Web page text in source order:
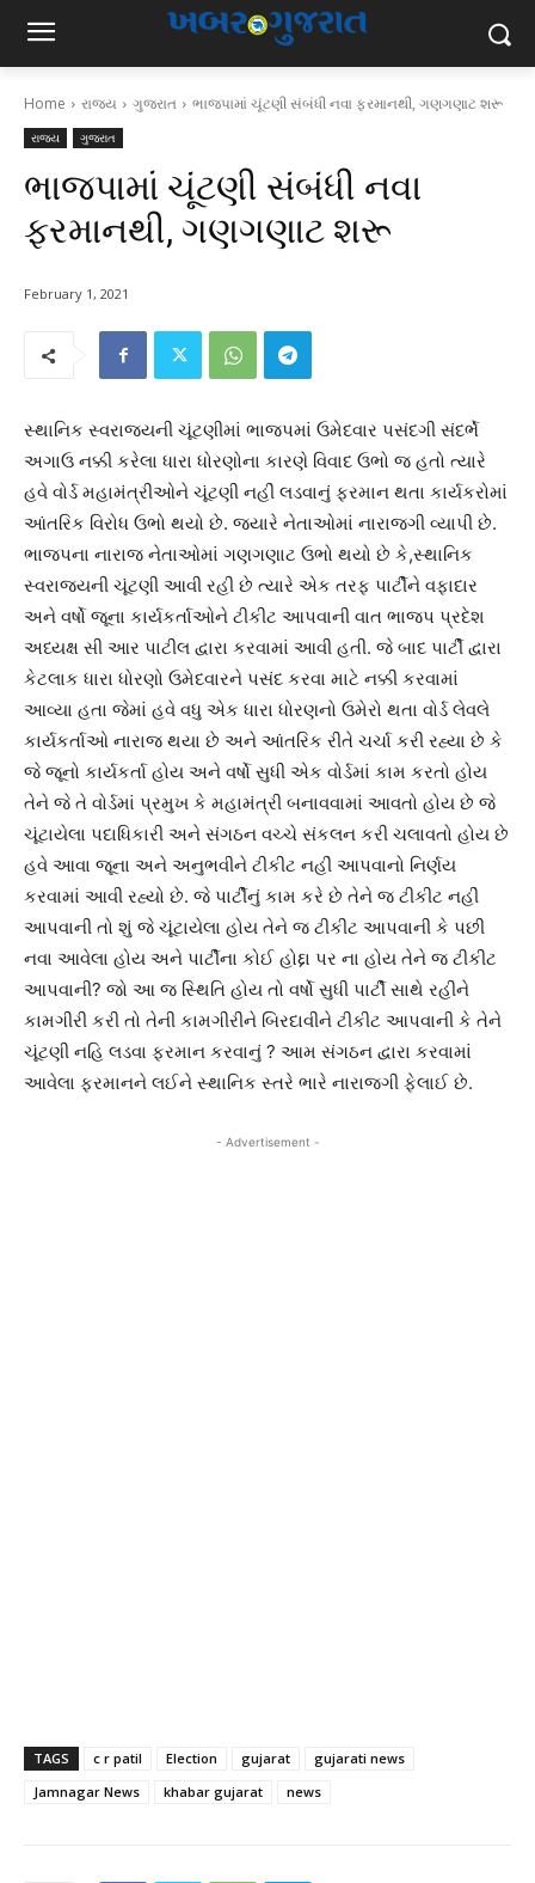
Home રાજ્ય ગુજરાત ભાજપામાં ચૂંટણી સંબંધી નવા ફરમાનથી, ગણગણાટ શરૂ
રાજ્ય ગુજરાત
ભાજપામાં ચૂંટણી સંબંધી નવા
ફરમાનથી, ગણગણાટ શરૂ
February 1, 2021
સ્થાનિક સ્વરાજ્યની ચૂંટણીમાં ભાજપમાં ઉમેદવાર પસંદગી સંદર્ભે
અગાઉ નક્કી કરેલા ધારા ધોરણોના કારણે વિવાદ ઉભો જ હતો ત્યારે
હવે વોર્ડ મહામંત્રીઓને ચૂંટણી નહીં લડવાનું ફરમાન થતા કાર્યકરોમાં
આંતરિક વિરોધ ઉભો થયો છે. જ્યારે નેતાઓમાં નારાજગી વ્યાપી છે.
ભાજપના નારાજ નેતાઓમાં ગણગણાટ ઉભો થયો છે કે,સ્થાનિક
સ્વરાજ્યની ચૂંટણી આવી રહી છે ત્યારે એક તરફ પાર્ટીને વફાદાર
અને વર્ષો જૂના કાર્યકર્તાઓને ટીકીટ આપવાની વાત ભાજપ પ્રદેશ
અધ્યક્ષ સી આર પાટીલ દ્વારા કરવામાં આવી હતી. જે બાદ પાર્ટી દ્વારા
કેટલાક ધારા ધોરણો ઉમેદવારને પસંદ કરવા માટે નક્કી કરવામાં
આવ્યા હતા જેમાં હવે વધુ એક ધારા ધોરણનો ઉમેરો થતા વોર્ડ લેવલે
કાર્યકર્તાઓ નારાજ થયા છે અને આંતરિક રીતે ચર્ચા કરી રહ્યા છે કે
જે જૂનો કાર્યકર્તા હોય અને વર્ષો સુધી એક વોર્ડમાં કામ કરતો હોય
તેને જે તે વોર્ડમાં પ્રમુખ કે મહામંત્રી બનાવવામાં આવતો હોય છે જે
ચૂંટાયેલા પદાધિકારી અને સંગઠન વચ્ચે સંકલન કરી ચલાવતો હોય છે
હવે આવા જૂના અને અનુભવીને ટીકીટ નહીં આપવાનો નિર્ણય
કરવામાં આવી રહ્યો છે. જે પાર્ટીનું કામ કરે છે તેને જ ટીકીટ નહીં
આપવાની તો શું જે ચૂંટાયેલા હોય તેને જ ટીકીટ આપવાની કે પછી
નવા આવેલા હોય અને પાર્ટીના કોઈ હોદ્દા પર ના હોય તેને જ ટીકીટ
આપવાની? જો આ જ સ્થિતિ હોય તો વર્ષો સુધી પાર્ટી સાથે રહીને
કામગીરી કરી તો તેની કામગીરીને બિરદાવીને ટીકીટ આપવાની કે તેને
ચૂંટણી નહિ લડવા ફરમાન કરવાનું ? આમ સંગઠન દ્વારા કરવામાં
આવેલા ફરમાનને લઈને સ્થાનિક સ્તરે ભારે નારાજગી ફેલાઈ છે.
- Advertisement -
TAGS c r patil Election gujarat
gujarati news
Jamnagar News
khabar gujarat news